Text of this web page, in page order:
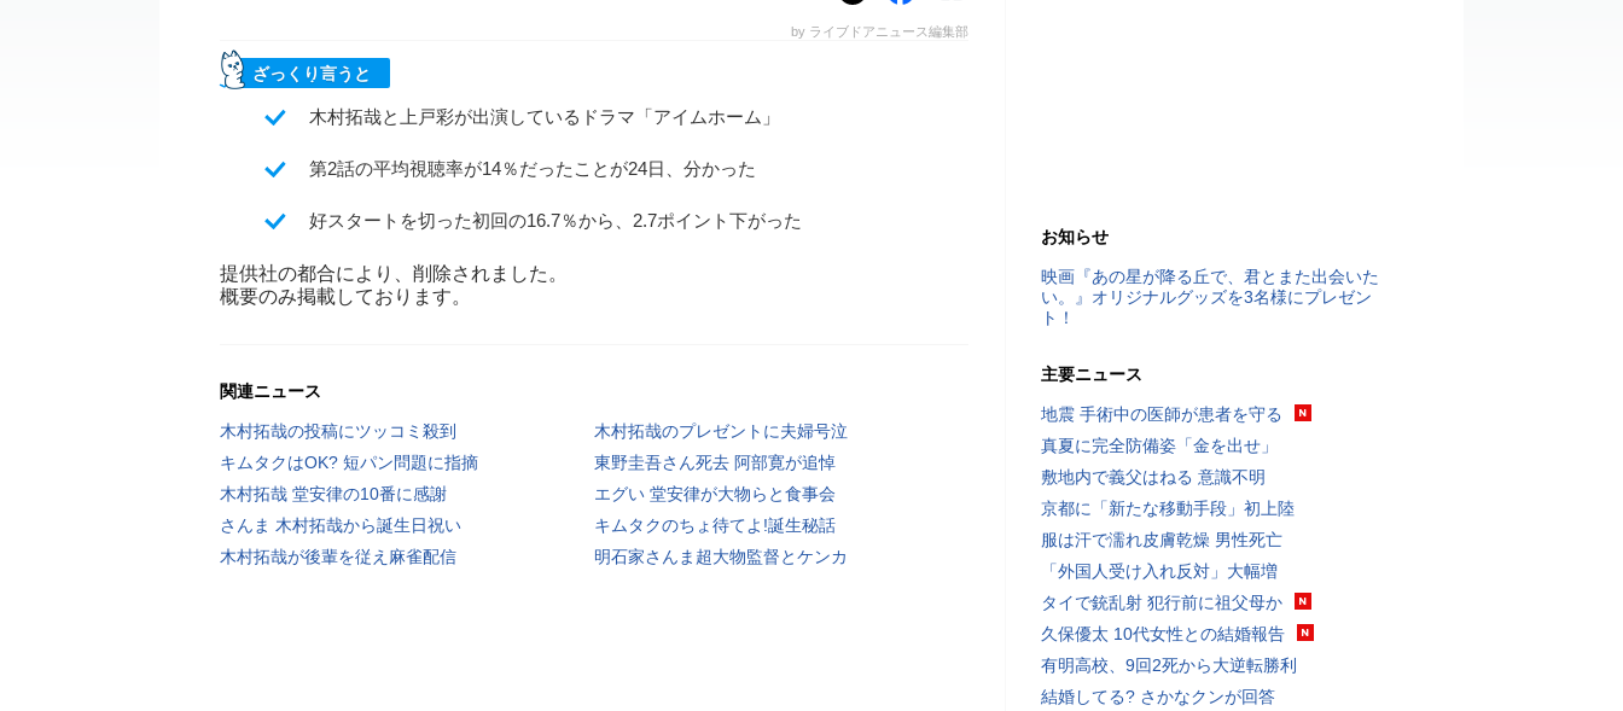
by ライブドアニュース編集部
ざっくり言うと
木村拓哉と上戸彩が出演しているドラマ「アイムホーム」
第2話の平均視聴率が14％だったことが24日、分かった
好スタートを切った初回の16.7％から、2.7ポイント下がった
提供社の都合により、削除されました。
概要のみ掲載しております。
関連ニュース
木村拓哉の投稿にツッコミ殺到
木村拓哉のプレゼントに夫婦号泣
キムタクはOK? 短パン問題に指摘
東野圭吾さん死去 阿部寛が追悼
木村拓哉 堂安律の10番に感謝
エグい 堂安律が大物らと食事会
さんま 木村拓哉から誕生日祝い
キムタクのちょ待てよ!誕生秘話
木村拓哉が後輩を従え麻雀配信
明石家さんま超大物監督とケンカ
お知らせ
映画『あの星が降る丘で、君とまた出会いた
い。』オリジナルグッズを3名様にプレゼン
ト！
主要ニュース
地震 手術中の医師が患者を守る
真夏に完全防備姿「金を出せ」
敷地内で義父はねる 意識不明
京都に「新たな移動手段」初上陸
服は汗で濡れ皮膚乾燥 男性死亡
「外国人受け入れ反対」大幅増
タイで銃乱射 犯行前に祖父母か
久保優太 10代女性との結婚報告
有明高校、9回2死から大逆転勝利
結婚してる? さかなクンが回答